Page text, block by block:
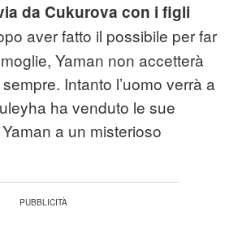
da Cukurova con i figli
aver fatto il possibile per far
Yaman non accetterà
Intanto l’uomo verrà a
ha venduto le sue
a un misterioso